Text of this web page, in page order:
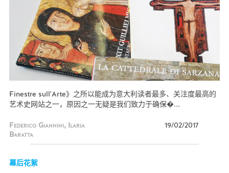
Finestre sull'Arte》之所以能成为意大利读者最多、关注度最高的
艺术史网站之一，原因之一无疑是我们致力于确保�...
Federico Giannini, Ilaria
Baratta
19/02/2017
幕后花絮